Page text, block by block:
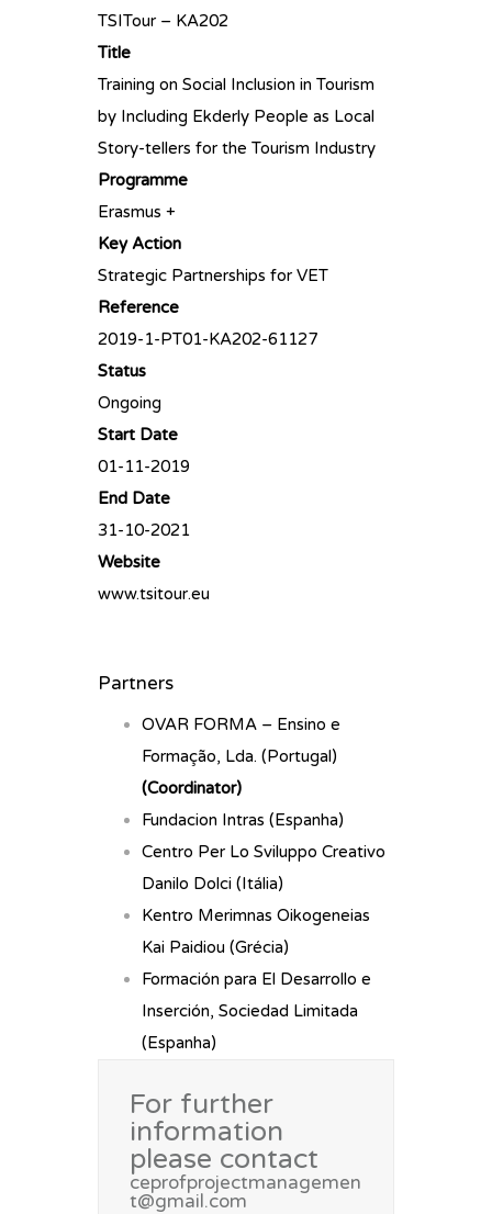
TSITour – KA202
Title
Training on Social Inclusion in Tourism
by Including Ekderly People as Local
Story-tellers for the Tourism Industry
Programme
Erasmus +
Key Action
Strategic Partnerships for VET
Reference
2019-1-PT01-KA202-61127
Status
Ongoing
Start Date
01-11-2019
End Date
31-10-2021
Website
www.tsitour.eu
Partners
OVAR FORMA – Ensino e
Formação, Lda. (Portugal)
(Coordinator)
Fundacion Intras (Espanha)
Centro Per Lo Sviluppo Creativo
Danilo Dolci (Itália)
Kentro Merimnas Oikogeneias
Kai Paidiou (Grécia)
Formación para El Desarrollo e
Inserción, Sociedad Limitada
(Espanha)
For further
information
please contact
ceprofprojectmanagemen
t@gmail.com